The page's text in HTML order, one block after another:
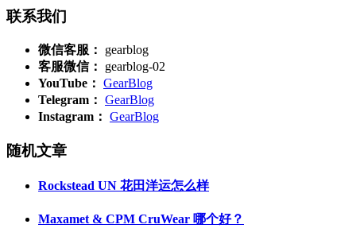
联系我们
微信客服：
gearblog
客服微信：
gearblog-02
YouTube： GearBlog
Telegram： GearBlog
Instagram： GearBlog
随机文章
Rockstead UN 花田洋运怎么样
Maxamet & CPM CruWear 哪个好？